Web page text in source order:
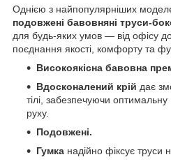
Однією з найпопулярніших
подовжені бавовняні труси-
для будь-яких умов — від офісу
поєднання якості, комфорту та
Високоякісна бавовна
Вдосконалений крій дає
тілі, забезпечуючи
руху.
Подовжені.
Гумка надійно фіксує труси